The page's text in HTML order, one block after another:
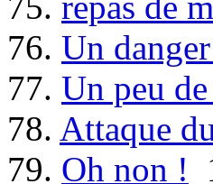
76. Un
77. Un peu
78. Attaque
79. Oh non !